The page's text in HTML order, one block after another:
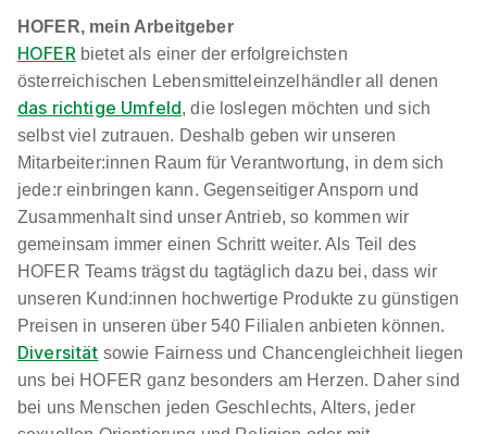
HOFER, mein Arbeitgeber
HOFER bietet als einer der erfolgreichsten
österreichischen Lebensmitteleinzelhändler all denen
das richtige Umfeld, die loslegen möchten und sich
selbst viel zutrauen. Deshalb geben wir unseren
Mitarbeiter:innen Raum für Verantwortung, in dem sich
jede:r einbringen kann. Gegenseitiger Ansporn und
Zusammenhalt sind unser Antrieb, so kommen wir
gemeinsam immer einen Schritt weiter. Als Teil des
HOFER Teams trägst du tagtäglich dazu bei, dass wir
unseren Kund:innen hochwertige Produkte zu günstigen
Preisen in unseren über 540 Filialen anbieten können.
Diversität sowie Fairness und Chancengleichheit liegen
uns bei HOFER ganz besonders am Herzen. Daher sind
bei uns Menschen jeden Geschlechts, Alters, jeder